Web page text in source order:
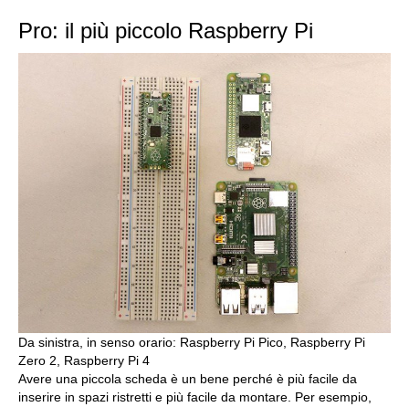
Pro: il più piccolo Raspberry Pi
Da sinistra, in senso orario: Raspberry Pi Pico, Raspberry Pi
Zero 2, Raspberry Pi 4
Avere una piccola scheda è un bene perché è più facile da
inserire in spazi ristretti e più facile da montare. Per esempio,